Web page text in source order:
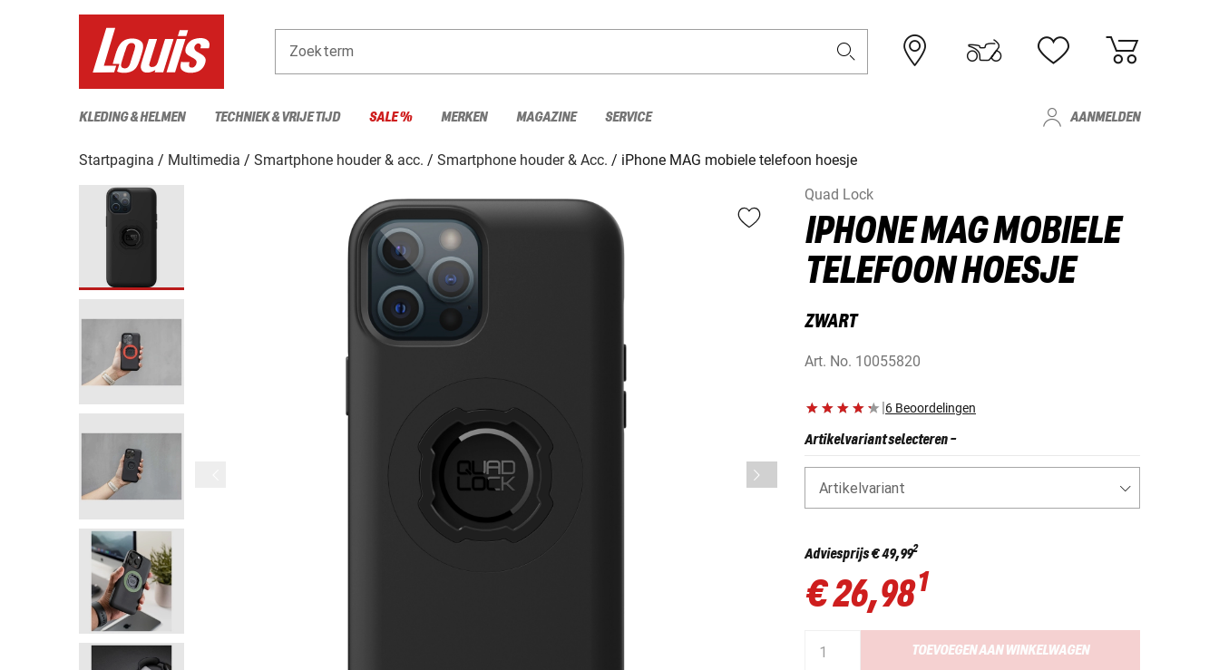
Zoekterm
KLEDING & HELMEN TECHNIEK & VRIJE TIJD SALE % MERKEN MAGAZINE SERVICE AANMELDEN
Startpagina Multimedia Smartphone houder & acc. Smartphone houder & Acc.
iPhone MAG mobiele telefoon hoesje
Quad Lock
IPHONE MAG MOBIELE
TELEFOON HOESJE
ZWART
Art. No. 10055820
|6 Beoordelingen
Artikelvariant selecteren-
Artikelvariant
Adviesprijs€ 49,992
€ 26,981
TOEVOEGEN AAN WINKELWAGEN